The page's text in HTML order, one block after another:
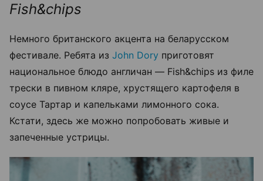
Fish&chips
Немного британского акцента на беларусском
фестивале. Ребята из John Dory приготовят
национальное блюдо англичан — Fish&chips из филе
трески в пивном кляре, хрустящего картофеля в
соусе Тартар и капельками лимонного сока.
Кстати, здесь же можно попробовать живые и
запеченные устрицы.